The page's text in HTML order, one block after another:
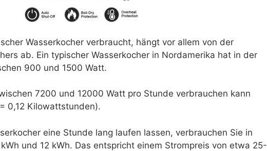
Wasserkocher verbraucht, hängt vor allem von der
ab. Ein typischer Wasserkocher in Nordamerika hat in der
900 und 1500 Watt.
7200 und 12000 Watt pro Stunde verbrauchen kann
0,12 Kilowattstunden).
eine Stunde lang laufen lassen, verbrauchen Sie in
und 12 kWh. Das entspricht einem Strompreis von etwa 25-